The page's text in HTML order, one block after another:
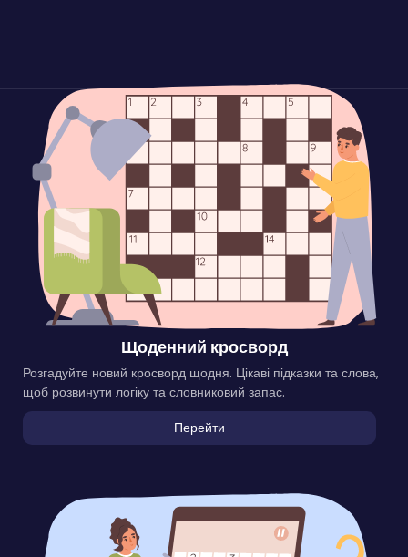
Щоденний кросворд
Розгадуйте новий кросворд щодня. Цікаві підказки та слова,
щоб розвинути логіку та словниковий запас.
Перейти